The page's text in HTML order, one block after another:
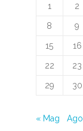
1 2
8 9
15 16
22 23
29 30
« Mag